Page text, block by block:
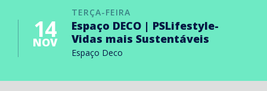
TERÇA-FEIRA
14
NOV
Espaço DECO | PSLifestyle-
Vidas mais Sustentáveis
Espaço Deco